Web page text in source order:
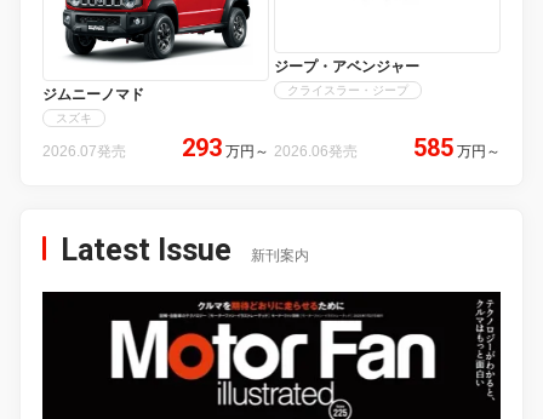
ジムニーノマド
スズキ
2026.07発売 293 万円 ～
ジープ・アベンジャー
クライスラー・ジープ
2026.06発売 585 万円 ～
Latest Issue 新刊案内